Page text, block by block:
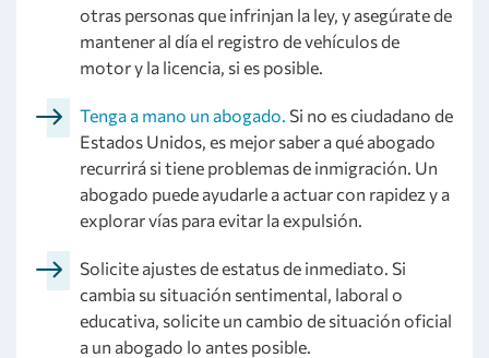
otras personas que infrinjan la ley, y asegúrate de
mantener al día el registro de vehículos de
motor y la licencia, si es posible.
Tenga a mano un abogado. Si no es ciudadano de
Estados Unidos, es mejor saber a qué abogado
recurrirá si tiene problemas de inmigración. Un
abogado puede ayudarle a actuar con rapidez y a
explorar vías para evitar la expulsión.
Solicite ajustes de estatus de inmediato. Si
cambia su situación sentimental, laboral o
educativa, solicite un cambio de situación oficial
a un abogado lo antes posible.